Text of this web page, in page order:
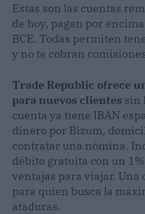
Estas son las cuentas
de hoy, pagan por
BCE. Todas permiten
y no te cobran
Trade Republic ofrece
para nuevos clientes sin
cuenta ya tiene IBAN
dinero por Bizum,
contratar una nómina.
débito gratuita con un
ventajas para viajar. Una
para quien busca la
ataduras.